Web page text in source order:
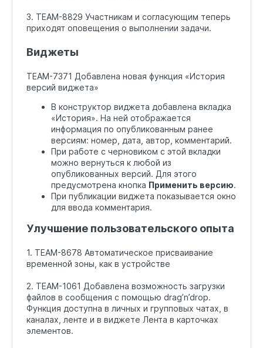
3. TEAM-8829 Участникам и согласующим теперь
приходят оповещения о выполнении задачи.
Виджеты
TEAM-7371 Добавлена новая функция «История
версий виджета»
В конструктор виджета добавлена вкладка
«История». На ней отображается
информация по опубликованным ранее
версиям: номер, дата, автор, комментарий.
При работе с черновиком с этой вкладки
можно вернуться к любой из
опубликованных версий. Для этого
предусмотрена кнопка Применить версию.
При публикации виджета показывается окно
для ввода комментария.
Улучшение пользовательского опыта
1. TEAM-8678 Автоматическое присваивание
временной зоны, как в устройстве
2. TEAM-1061 Добавлена возможность загрузки
файлов в сообщения с помощью drag’n’drop.
Функция доступна в личных и групповых чатах, в
каналах, ленте и в виджете Лента в карточках
элементов.